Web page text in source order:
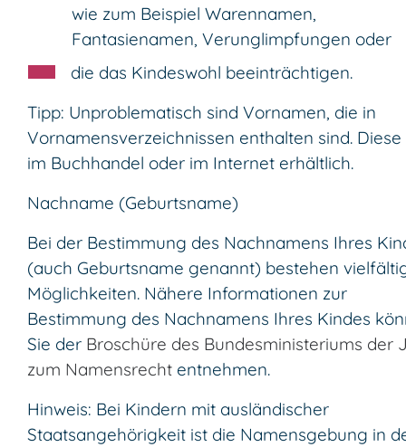
wie zum Beispiel Warennamen,
Fantasienamen, Verunglimpfungen oder
die das Kindeswohl beeinträchtigen.
Tipp: Unproblematisch sind Vornamen, die in
Vornamensverzeichnissen enthalten sind. Diese
im Buchhandel oder im Internet erhältlich.
Nachname (Geburtsname)
Bei der Bestimmung des Nachnamens Ihres
(auch Geburtsname genannt) bestehen
Möglichkeiten. Nähere Informationen zur
Bestimmung des Nachnamens Ihres Kindes
Sie der Broschüre des Bundesministeriums der
zum Namensrecht entnehmen.
Hinweis: Bei Kindern mit ausländischer
Staatsangehörigkeit ist die Namensgebung in